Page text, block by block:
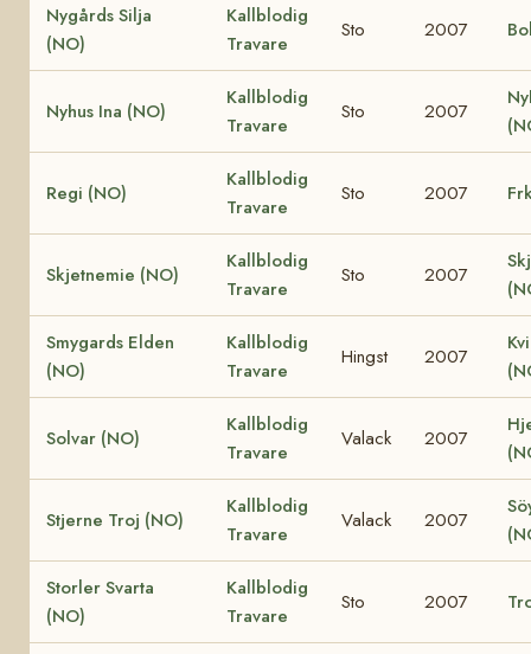
Nygårds Silja
(NO)
Kallblodig
Travare
Sto 2007
Nyhus Ina (NO)
Kallblodig
Travare
Sto 2007
Regi (NO)
Kallblodig
Travare
Sto 2007
Skjetnemie (NO)
Kallblodig
Travare
Sto 2007
Smygards Elden
(NO)
Kallblodig
Travare
Hingst 2007
Solvar (NO)
Kallblodig
Travare
Valack 2007
Stjerne Troj (NO)
Kallblodig
Travare
Valack 2007
Storler Svarta
(NO)
Kallblodig
Travare
Sto 2007